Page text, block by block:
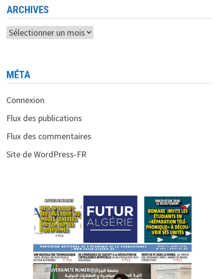
HUAWEI
FRACTURERA
L’IA
MONDIALE
ARCHIVES
Archives
MÉTA
Connexion
Flux des publications
Flux des commentaires
Site de WordPress-FR